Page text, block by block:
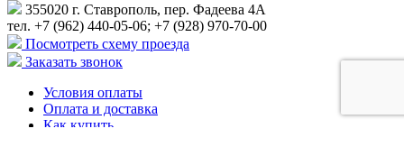
355020 г. Ставрополь, пер. Фадеева 4А
тел. +7 (962) 440-05-06; +7 (928) 970-70-00
Посмотреть схему проезда
Заказать звонок
Условия оплаты
Оплата и доставка
Как купить